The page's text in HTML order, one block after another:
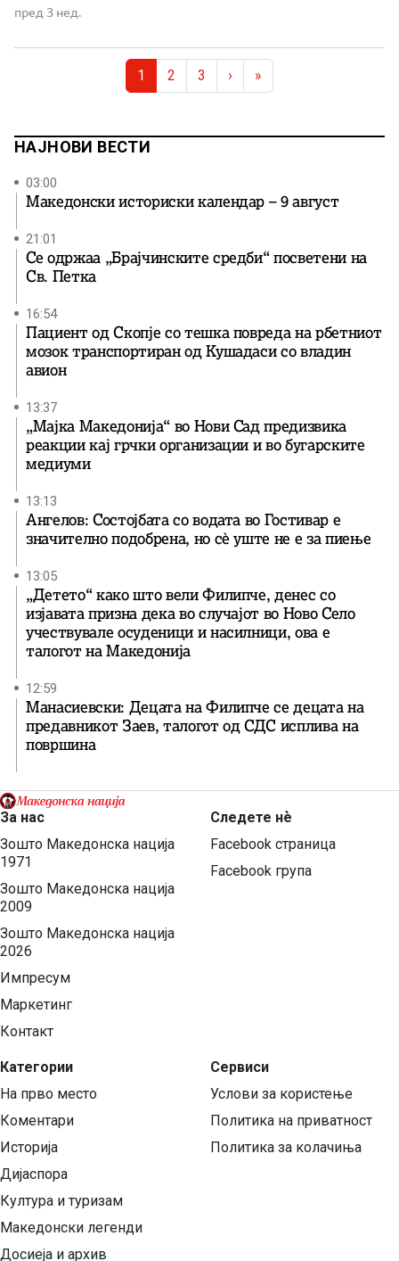
питката вода и забраната за нејзино користење за
Гостивар обезбеди 30.000 шишиња вода за граѓаните.
пред 3 нед.
Current Page
1 Page
2 Page
3 › »
НАЈНОВИ ВЕСТИ
03:00
Македонски историски календар – 9 август
21:01
Се одржаа „Брајчинските средби“ посветени на
Св. Петка
16:54
Пациент од Скопје со тешка повреда на рбетниот
мозок транспортиран од Кушадаси со владин
авион
13:37
„Мајка Македонија“ во Нови Сад предизвика
реакции кај грчки организации и во бугарските
медиуми
13:13
Ангелов: Состојбата со водата во Гостивар е
значително подобрена, но сè уште не е за пиење
13:05
„Детето“ како што вели Филипче, денес со
изјавата призна дека во случајот во Ново Село
учествувале осуденици и насилници, ова е
талогот на Македонија
12:59
Манасиевски: Децата на Филипче се децата на
предавникот Заев, талогот од СДС исплива на
површина
За нас
Зошто Македонска нација
1971
Зошто Македонска нација
2009
Зошто Македонска нација
2026
Импресум
Маркетинг
Контакт
Категории
На прво место
Коментари
Историја
Дијаспора
Култура и туризам
Македонски легенди
Досиеја и архив
Следете нѐ
Facebook страница
Facebook група
Сервиси
Услови за користење
Политика на приватност
Политика за колачиња